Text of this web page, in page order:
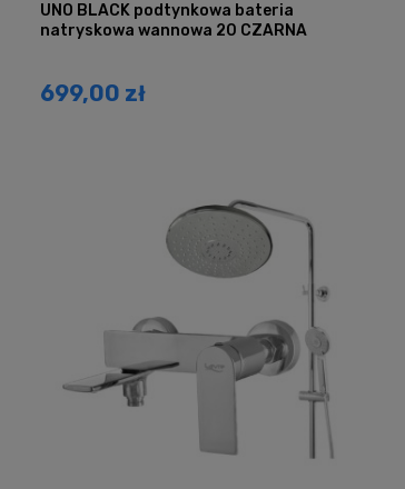
UNO BLACK podtynkowa bateria
natryskowa wannowa 20 CZARNA
699,00 zł